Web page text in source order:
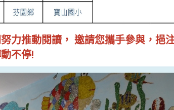
力推動閱讀， 邀請您攜手參與，
動不停!